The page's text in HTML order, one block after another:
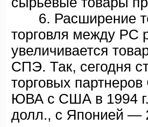
6. Расширение
торговля между PC
увеличивается
СПЭ. Так, сегодня
торговых
ЮВА с США в 1994
долл., с Японией —